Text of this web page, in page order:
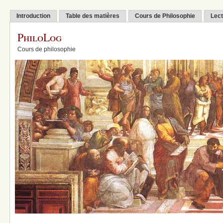
Introduction Table des matières Cours de Philosophie
PhiloLog
Cours de philosophie